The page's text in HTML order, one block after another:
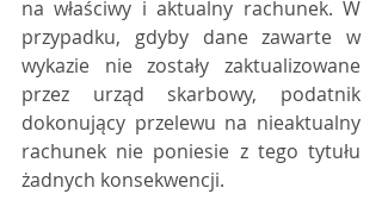
na właściwy i aktualny rachunek. W
przypadku, gdyby dane zawarte w
wykazie nie zostały zaktualizowane
przez urząd skarbowy, podatnik
dokonujący przelewu na nieaktualny
rachunek nie poniesie z tego tytułu
żadnych konsekwencji.